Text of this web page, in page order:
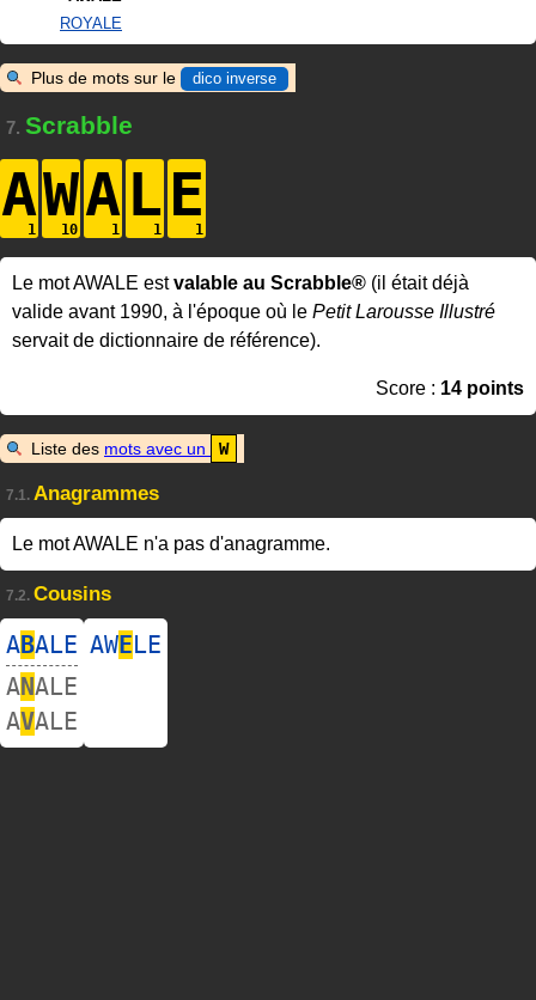
ROYALE
Plus de mots sur le dico inverse
7. Scrabble
AWALE
Le mot AWALE estvalable au Scrabble® (il était déjà
valide avant 1990, à l'époque où le Petit Larousse Illustré
servait de dictionnaire de référence).
Score : 14 points
Liste des mots avec un W
7.1. Anagrammes
Le mot AWALE n'a pas d'anagramme.
7.2. Cousins
ABALE
ANALE
AVALE
AWELE